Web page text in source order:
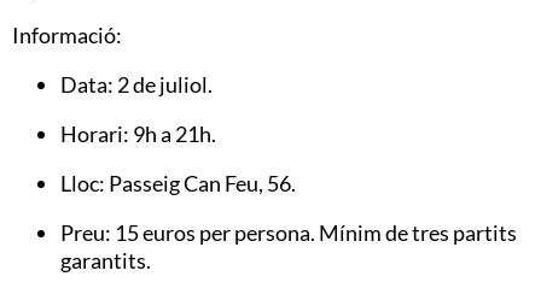
Informació:
Data: 2 de juliol.
Horari: 9h a 21h.
Lloc: Passeig Can Feu, 56.
Preu: 15 euros per persona. Mínim de tres partits
garantits.